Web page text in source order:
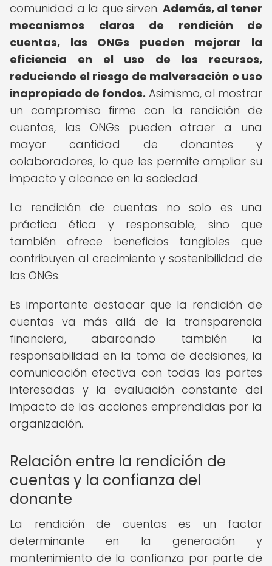
comunidad a la que sirven. Además, al tener
mecanismos claros de rendición de
cuentas, las ONGs pueden mejorar la
eficiencia en el uso de los recursos,
reduciendo el riesgo de malversación o uso
inapropiado de fondos. Asimismo, al mostrar
un compromiso firme con la rendición de
cuentas, las ONGs pueden atraer a una
mayor cantidad de donantes y
colaboradores, lo que les permite ampliar su
impacto y alcance en la sociedad.
La rendición de cuentas no solo es una
práctica ética y responsable, sino que
también ofrece beneficios tangibles que
contribuyen al crecimiento y sostenibilidad de
las ONGs.
Es importante destacar que la rendición de
cuentas va más allá de la transparencia
financiera, abarcando también la
responsabilidad en la toma de decisiones, la
comunicación efectiva con todas las partes
interesadas y la evaluación constante del
impacto de las acciones emprendidas por la
organización.
Relación entre la rendición de
cuentas y la confianza del
donante
La rendición de cuentas es un factor
determinante en la generación y
mantenimiento de la confianza por parte de